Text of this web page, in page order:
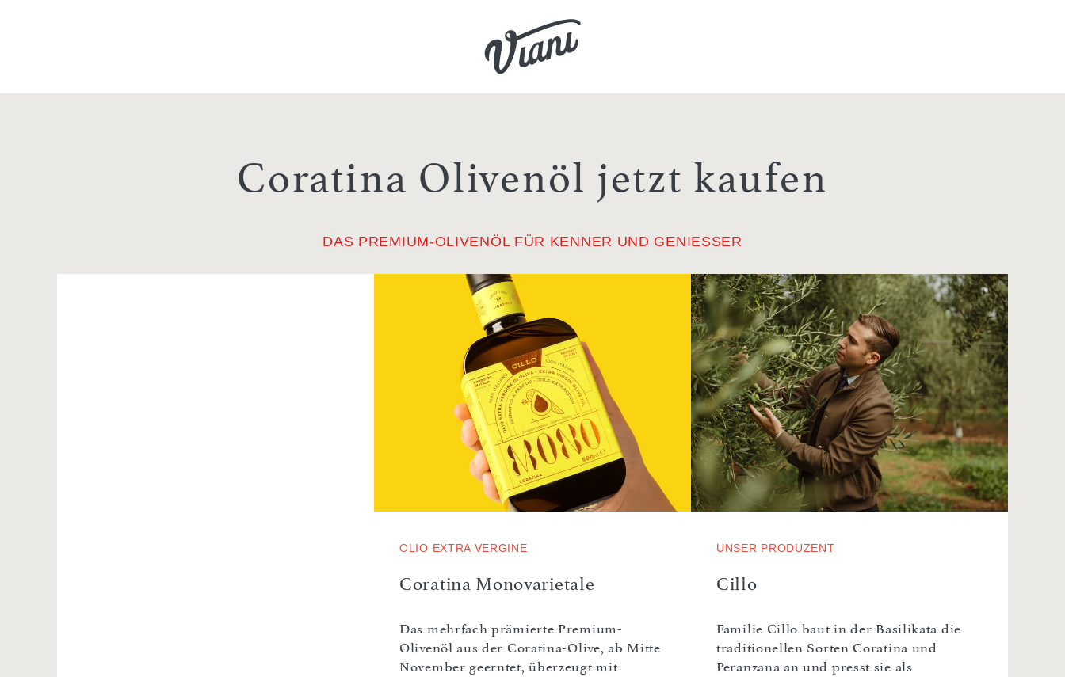
Coratina Olivenöl jetzt kaufen
DAS PREMIUM-OLIVENÖL FÜR KENNER UND GENIESSER
OLIO EXTRA VERGINE
Coratina Monovarietale
Das mehrfach prämierte Premium-
Olivenöl aus der Coratina-Olive, ab Mitte
November geerntet, überzeugt mit
UNSER PRODUZENT
Cillo
Familie Cillo baut in der Basilikata die
traditionellen Sorten Coratina und
Peranzana an und presst sie als